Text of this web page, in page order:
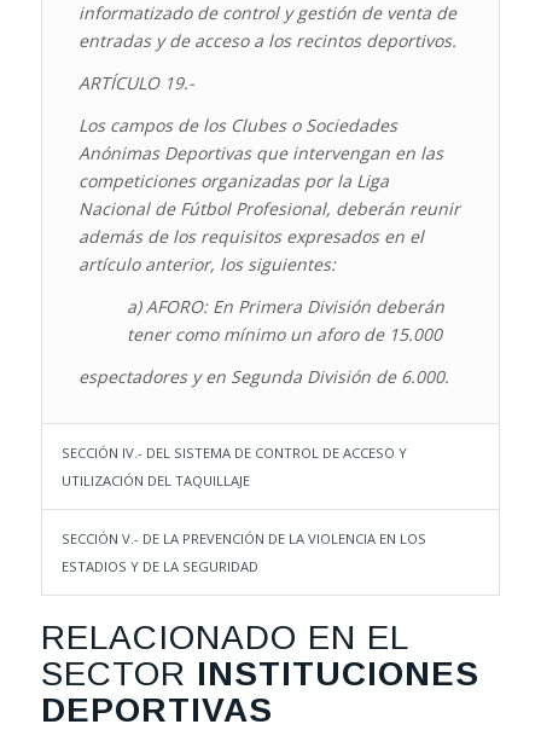
informatizado de control y gestión de venta de
entradas y de acceso a los recintos deportivos.
ARTÍCULO 19.-
Los campos de los Clubes o Sociedades
Anónimas Deportivas que intervengan en las
competiciones organizadas por la Liga
Nacional de Fútbol Profesional, deberán reunir
además de los requisitos expresados en el
artículo anterior, los siguientes:
a) AFORO: En Primera División deberán
tener como mínimo un aforo de 15.000
espectadores y en Segunda División de 6.000.
SECCIÓN IV.- DEL SISTEMA DE CONTROL DE ACCESO Y
UTILIZACIÓN DEL TAQUILLAJE
SECCIÓN V.- DE LA PREVENCIÓN DE LA VIOLENCIA EN LOS
ESTADIOS Y DE LA SEGURIDAD
RELACIONADO EN EL
SECTOR INSTITUCIONES
DEPORTIVAS